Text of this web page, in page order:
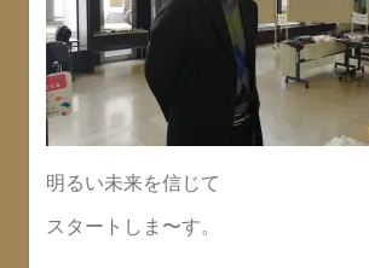
明るい未来を信じて
スタートしま〜す。